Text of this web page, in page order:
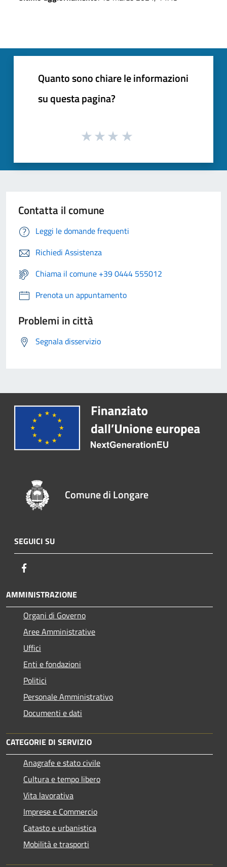
Quanto sono chiare le informazioni
su questa pagina?
Contatta il comune
Leggi le domande frequenti
Richiedi Assistenza
Chiama il comune +39 0444 555012
Prenota un appuntamento
Problemi in città
Segnala disservizio
Comune di Longare
SEGUICI SU
AMMINISTRAZIONE
Organi di Governo
Aree Amministrative
Uffici
Enti e fondazioni
Politici
Personale Amministrativo
Documenti e dati
CATEGORIE DI SERVIZIO
Anagrafe e stato civile
Cultura e tempo libero
Vita lavorativa
Imprese e Commercio
Catasto e urbanistica
Mobilità e trasporti